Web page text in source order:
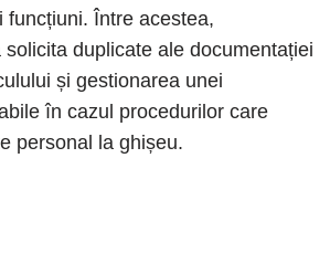
funcțiuni. Între acestea,
duplicate ale documentației
și gestionarea unei
în cazul procedurilor care
personal la ghișeu.